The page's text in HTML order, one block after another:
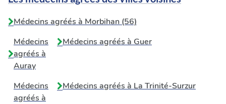
Médecins agréés à Morbihan (56)
Médecins
agréés à
Auray
Médecins agréés à Guer
Médecins
agréés à
Médecins agréés à La Trinité-Surzur